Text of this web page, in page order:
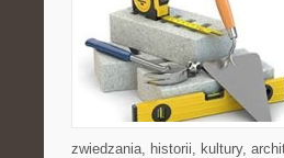
zwiedzania, historii, kultury,